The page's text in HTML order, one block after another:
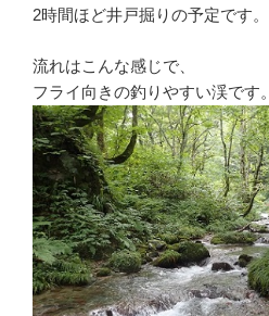
2時間ほど井戸掘りの予定です。
流れはこんな感じで、
フライ向きの釣りやすい渓です。